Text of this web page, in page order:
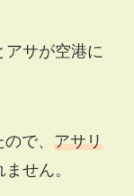
アサが空港に
で、 アサリ
せん。